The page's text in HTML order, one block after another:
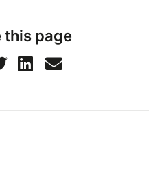
this page